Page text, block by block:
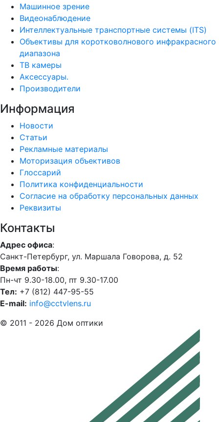
Машинное зрение
Видеонаблюдение
Интеллектуальные транспортные системы (ITS)
Объективы для коротковолнового инфракрасного
диапазона
ТВ камеры
Аксессуары.
Производители
Информация
Новости
Статьи
Рекламные материалы
Моторизация объективов
Глоссарий
Политика конфиденциальности
Согласие на обработку персональных данных
Реквизиты
Контакты
Адрес офиса:
Санкт-Петербург, ул. Маршала Говорова, д. 52
Время работы:
Пн-чт 9.30-18.00, пт 9.30-17.00
Тел: +7 (812) 447-95-55
E-mail: info@cctvlens.ru
© 2011 - 2026 Дом оптики